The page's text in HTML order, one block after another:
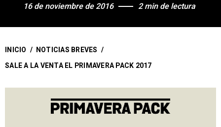
16 de noviembre de 2016 2 min de lectura
INICIO / NOTICIAS BREVES /
SALE A LA VENTA EL PRIMAVERA PACK 2017